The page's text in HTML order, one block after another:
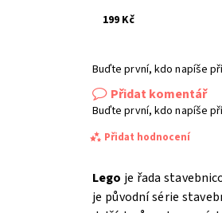
199 Kč
Buďte první, kdo napíše
Přidat komentář
Buďte první, kdo napíše
Přidat hodnocení
Lego je řada
je původní série